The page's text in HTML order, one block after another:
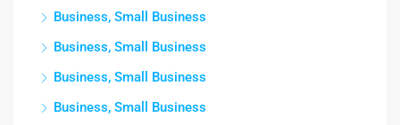
Business, Small Business
Business, Small Business
Business, Small Business
Business, Small Business